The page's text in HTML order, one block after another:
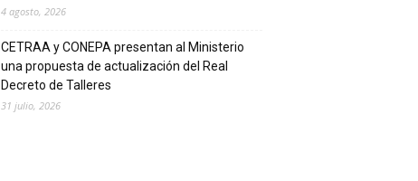
4 agosto, 2026
CETRAA y CONEPA presentan al Ministerio
una propuesta de actualización del Real
Decreto de Talleres
31 julio, 2026